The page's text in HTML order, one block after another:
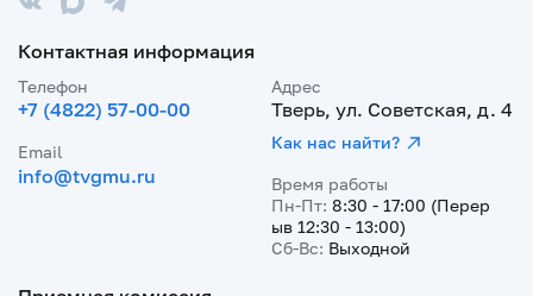
Контактная информация
Телефон
+7 (4822) 57-00-00
Email
info@tvgmu.ru
Адрес
Тверь, ул. Советская, д. 4
Как нас найти?
Время работы
Пн-Пт: 8:30 - 17:00 (Перер
ыв 12:30 - 13:00)
Сб-Вс: Выходной